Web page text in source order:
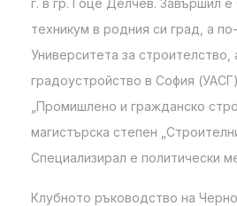
техникум в родния си град, а
Университета за строителство,
градоустройство в София
„Промишлено и гражданско
магистърска степен
Специализирал е политически
Клубното ръководство на